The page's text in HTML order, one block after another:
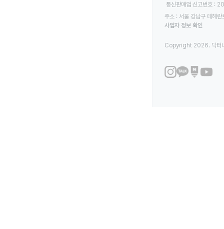
통신판매업 신고번호
주소 : 서울 강남구 테헤
사업자 정보 확인
Copyright 2026. 닥터